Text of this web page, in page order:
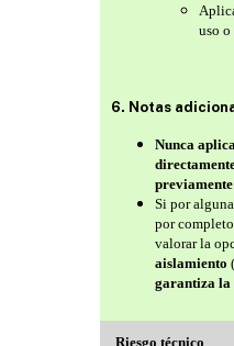
uso
6. Notas
Nunca
Si por
por
valorar la
aislamiento
garantiza
Riesgo técnico